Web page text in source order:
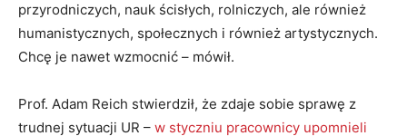
przyrodniczych, nauk ścisłych, rolniczych, ale również
humanistycznych, społecznych i również artystycznych.
Chcę je nawet wzmocnić – mówił.
Prof. Adam Reich stwierdził, że zdaje sobie sprawę z
trudnej sytuacji UR – w styczniu pracownicy upomnieli